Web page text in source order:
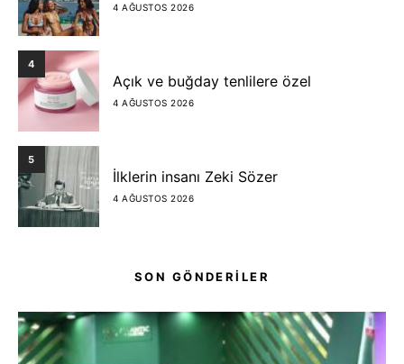
4 AĞUSTOS 2026
4
Açık ve buğday tenlilere özel
4 AĞUSTOS 2026
5
İlklerin insanı Zeki Sözer
4 AĞUSTOS 2026
SON GÖNDERİLER